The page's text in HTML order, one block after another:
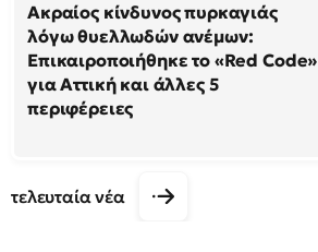
Ακραίος κίνδυνος πυρκαγιάς
λόγω θυελλωδών ανέμων:
Επικαιροποιήθηκε το «Red Code»
για Αττική και άλλες 5
περιφέρειες
τελευταία νέα